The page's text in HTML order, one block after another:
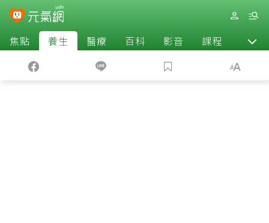
焦點 養生 醫療 百科 影音 課程 退休